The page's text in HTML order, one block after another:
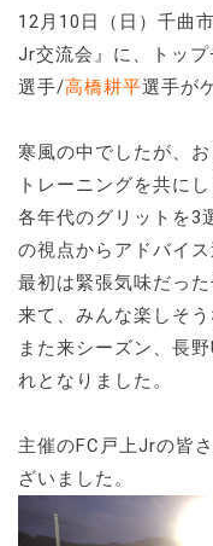
12月10日（日）千曲
Jr交流会』に、トップ
選手/高橋耕平選手が
寒風の中でしたが、
トレーニングを共にし
各年代のグリットを3
の視点からアドバイス
最初は緊張気味だっ
来て、みんな楽しそ
また来シーズン、長
れとなりました。
主催のFC戸上Jrの皆
ざいました。